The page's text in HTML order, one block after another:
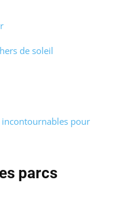
de soleil
incontournables pour
parcs